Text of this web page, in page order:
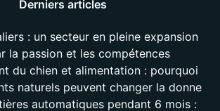
Derniers articles
: un secteur en pleine expansion
la passion et les compétences
du chien et alimentation : pourquoi
naturels peuvent changer la donne
automatiques pendant 6 mois :